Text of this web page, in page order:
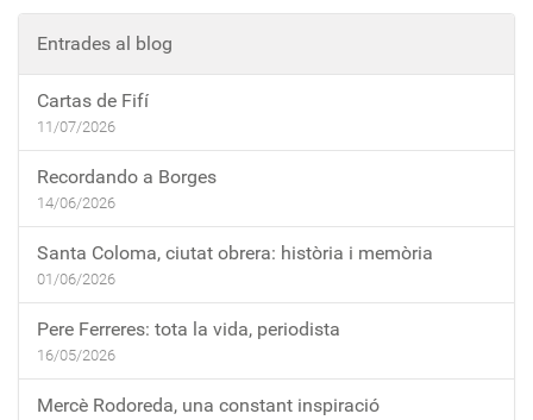
Entrades al blog
Cartas de Fifí
11/07/2026
Recordando a Borges
14/06/2026
Santa Coloma, ciutat obrera: història i memòria
01/06/2026
Pere Ferreres: tota la vida, periodista
16/05/2026
Mercè Rodoreda, una constant inspiració